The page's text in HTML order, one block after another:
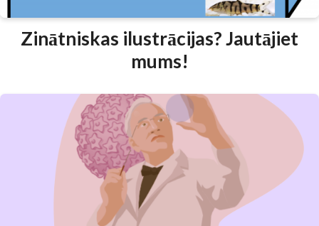
Zinātniskas ilustrācijas? Jautājiet
mums!